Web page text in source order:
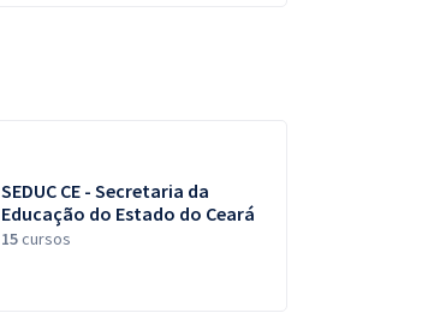
SEDUC CE - Secretaria da
Educação do Estado do Ceará
15cursos